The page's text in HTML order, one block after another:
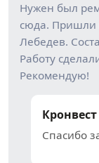
Нужен был
сюда. Пришли
Лебедев.
Работу
Рекомендую!
Кронвест
Спасибо